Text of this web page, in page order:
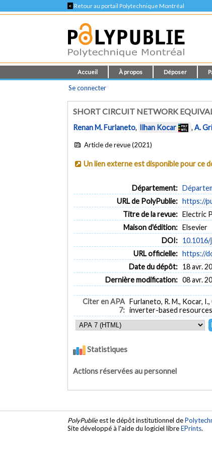
< Retour au portail Polytechnique Montréal
Accueil À propos Déposer
Se connecter
SHORT CIRCUIT NETWORK
Renan M. Furlaneto, Ilhan Kocar ,A.
Article de revue (2021)
Un lien externe est disponible pour ce
Département:
URL de PolyPublie: https://
Titre de la revue: Electric
Maison d'édition: Elsevier
DOI:
URL officielle: https://
Date du dépôt: 18 avr.
Dernière modification: 08 avr.
Citer en APA
7:
Furlaneto, R. M., Kocar,
inverter-based
Statistiques
Actions réservées au personnel
PolyPublieest le dépôt institutionnel de
Site développé à l'aide du logiciel libreEPrints.